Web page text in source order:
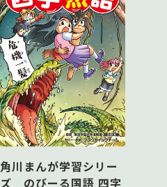
角川まんが学習シリー
ズ のびーる国語 四字